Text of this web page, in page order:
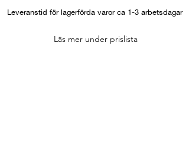
Leveranstid för lagerförda varor ca 1-3 arbetsdagar
Läs mer under prislista